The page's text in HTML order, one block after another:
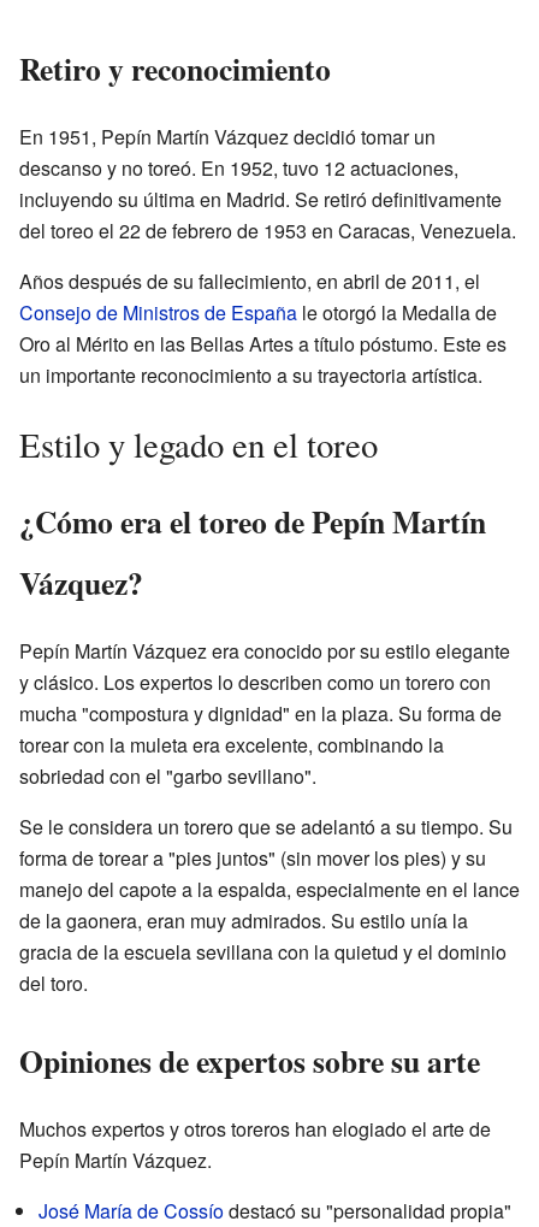
Retiro y reconocimiento
En 1951, Pepín Martín Vázquez decidió tomar un
descanso y no toreó. En 1952, tuvo 12 actuaciones,
incluyendo su última en Madrid. Se retiró definitivamente
del toreo el 22 de febrero de 1953 en Caracas, Venezuela.
Años después de su fallecimiento, en abril de 2011, el
Consejo de Ministros de España le otorgó la Medalla de
Oro al Mérito en las Bellas Artes a título póstumo. Este es
un importante reconocimiento a su trayectoria artística.
Estilo y legado en el toreo
¿Cómo era el toreo de Pepín Martín
Vázquez?
Pepín Martín Vázquez era conocido por su estilo elegante
y clásico. Los expertos lo describen como un torero con
mucha "compostura y dignidad" en la plaza. Su forma de
torear con la muleta era excelente, combinando la
sobriedad con el "garbo sevillano".
Se le considera un torero que se adelantó a su tiempo. Su
forma de torear a "pies juntos" (sin mover los pies) y su
manejo del capote a la espalda, especialmente en el lance
de la gaonera, eran muy admirados. Su estilo unía la
gracia de la escuela sevillana con la quietud y el dominio
del toro.
Opiniones de expertos sobre su arte
Muchos expertos y otros toreros han elogiado el arte de
Pepín Martín Vázquez.
José María de Cossíodestacó su "personalidad propia"